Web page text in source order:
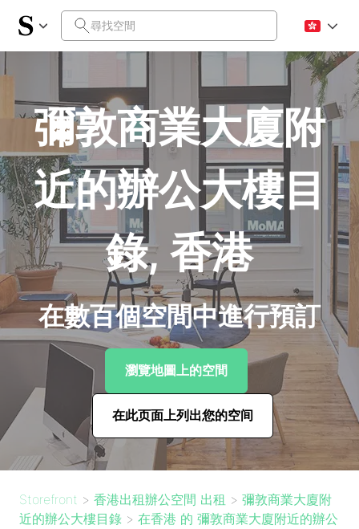
彌敦商業大廈附
近的辦公大樓目
錄, 香港
在數百個空間中進行預訂
瀏覽地圖上的空間
在此页面上列出您的空间
Storefront > 香港出租辦公空間 出租 > 彌敦商業大廈附
近的辦公大樓目錄 > 在香港 的 彌敦商業大廈附近的辦公